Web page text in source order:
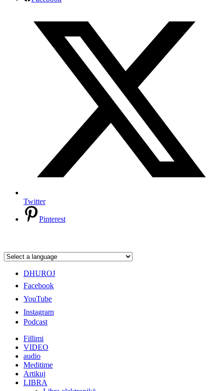
Twitter
Pinterest
DHUROJ
Facebook
YouTube
Instagram
Podcast
Fillimi
VIDEO
audio
Meditime
Artikuj
LIBRA